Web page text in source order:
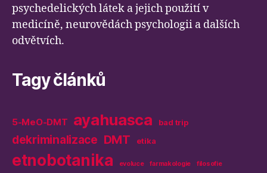
psychedelických látek a jejich použití v
medicíně, neurovědách psychologii a dalších
odvětvích.
Tagy článků
5-MeO-DMT ayahuasca bad trip
dekriminalizace DMT etika
etnobotanika evoluce farmakologie filosofie